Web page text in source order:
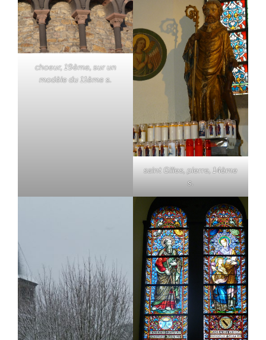
choeur, 19ème, sur un
modèle du 11ème s.
saint Gilles, pierre, 14ème
s.